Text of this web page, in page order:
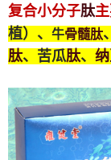
复合小分子肽
植）、 牛骨髓肽
肽、苦瓜肽、